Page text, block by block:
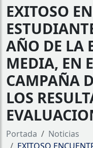
EXITOSO
AÑO DE LA
MEDIA, EN
CAMPAÑA
LOS
Portada
Noticias